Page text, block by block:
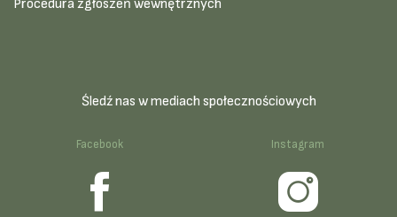
Procedura zgłoszeń wewnętrznych
Śledź nas w mediach społecznościowych
Facebook Instagram